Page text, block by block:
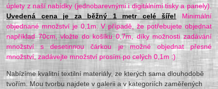
úplety z naší nabídky (jednobarevnými i digitálními tisky a panely).
Uvedená cena je za běžný 1 metr celé šíře! Minimální
objednané množství je 0,1m. V případě, že potřebujete objednat
například 70cm, vložte do košíku 0,7m, díky možnosti zadávání
množství s desetinnou čárkou je možné objednat přesné
množství, zadávejte množství prosím po celých 0,1m :)
Nabízíme kvalitní textilní materiály, ze kterých sama dlouhodobě
tvořím. Mou tvorbu najdete v galerii a v kategoriích zaměřených